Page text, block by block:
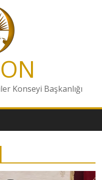
Konseyi Başkanlığı